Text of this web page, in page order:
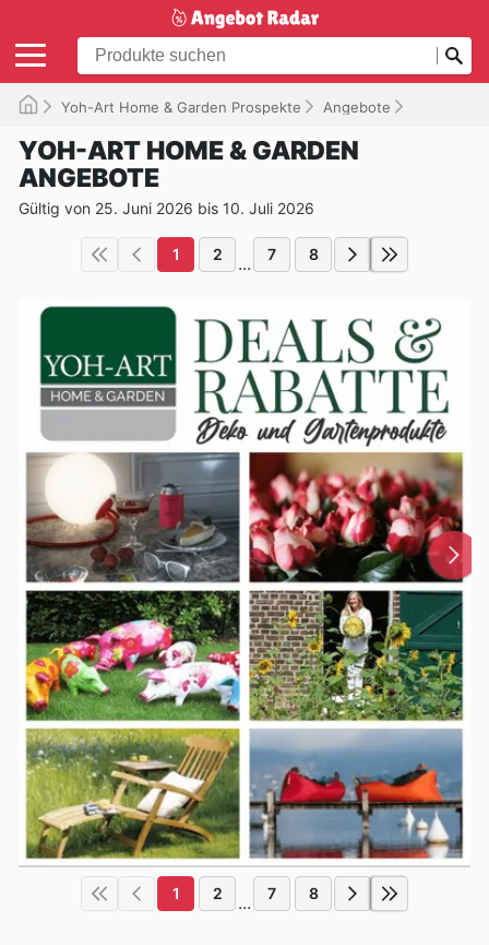
Yoh-Art Home & Garden Prospekte Angebote
YOH-ART HOME & GARDEN
ANGEBOTE
Gültig von 25. Juni 2026 bis 10. Juli 2026
1 2 ... 7 8
1 2 ... 7 8